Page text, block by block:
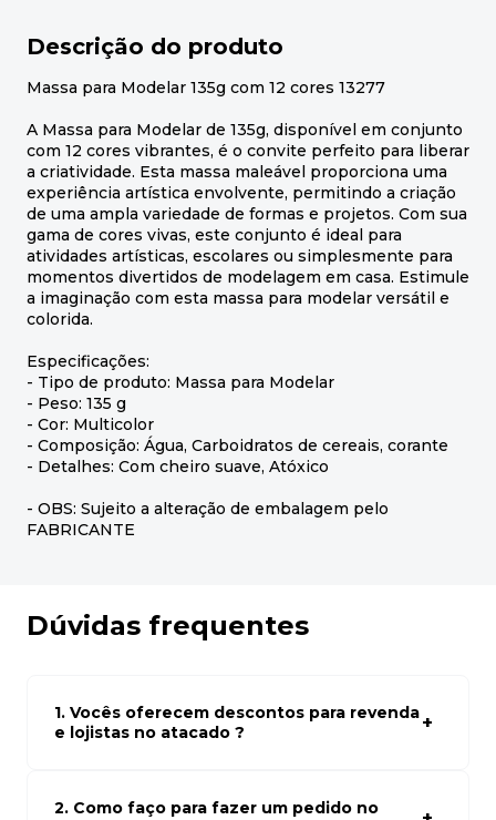
Descrição do produto
Massa para Modelar 135g com 12 cores 13277
A Massa para Modelar de 135g, disponível em conjunto
com 12 cores vibrantes, é o convite perfeito para liberar
a criatividade. Esta massa maleável proporciona uma
experiência artística envolvente, permitindo a criação
de uma ampla variedade de formas e projetos. Com sua
gama de cores vivas, este conjunto é ideal para
atividades artísticas, escolares ou simplesmente para
momentos divertidos de modelagem em casa. Estimule
a imaginação com esta massa para modelar versátil e
colorida.
Especificações:
- Tipo de produto: Massa para Modelar
- Peso: 135 g
- Cor: Multicolor
- Composição: Água, Carboidratos de cereais, corante
- Detalhes: Com cheiro suave, Atóxico
- OBS: Sujeito a alteração de embalagem pelo
FABRICANTE
Dúvidas frequentes
1. Vocês oferecem descontos para revenda
e lojistas no atacado ?
atacado empresas e compre com os melhores preços
2. Como faço para fazer um pedido no